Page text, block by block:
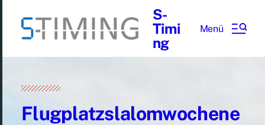
S-
Timi
ng
Menü
Flugplatzslalomwochene